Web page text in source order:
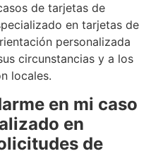
de tarjetas de
en tarjetas de
personalizada
circunstancias y a los
locales.
en mi caso
en
de